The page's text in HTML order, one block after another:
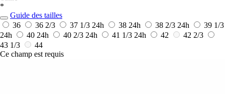
*
Guide des tailles
36
36 2/3 37 1/3 24h 38 24h 38 2/3 24h
39 1/3
24h
40 24h 40 2/3 24h 41 1/3 24h 42
42 2/3
43 1/3
44
Ce champ est requis